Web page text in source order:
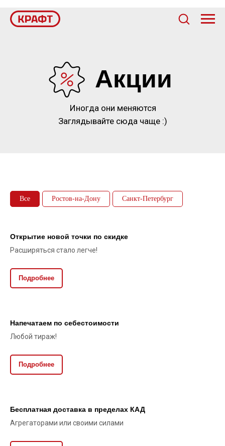
Акции
Иногда они меняются
Заглядывайте сюда чаще :)
Все Ростов-на-Дону Санкт-Петербург
Открытие новой точки по скидке
Расширяться стало легче!
Подробнее
Напечатаем по себестоимости
Любой тираж!
Подробнее
Бесплатная доставка в пределах КАД
Агрегаторами или своими силами